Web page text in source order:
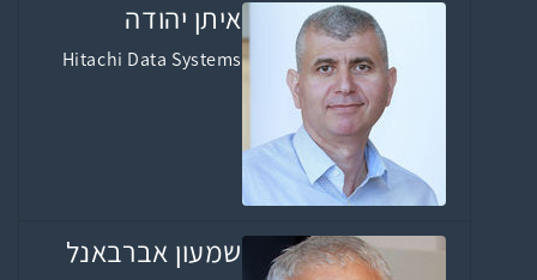
איתן יהודה
Hitachi Data Systems
שמעון אברבאנל